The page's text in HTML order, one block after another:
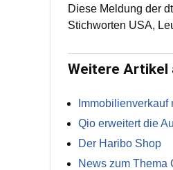
Diese Meldung der
Stichworten USA,
Weitere Artikel
Immobilienverkauf
Qio erweitert die
Der Haribo Shop
News zum Thema